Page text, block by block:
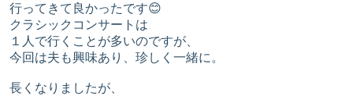
行ってきて良かったです😊
クラシックコンサートは
１人で行くことが多いのですが、
今回は夫も興味あり、珍しく一緒に。
長くなりましたが、